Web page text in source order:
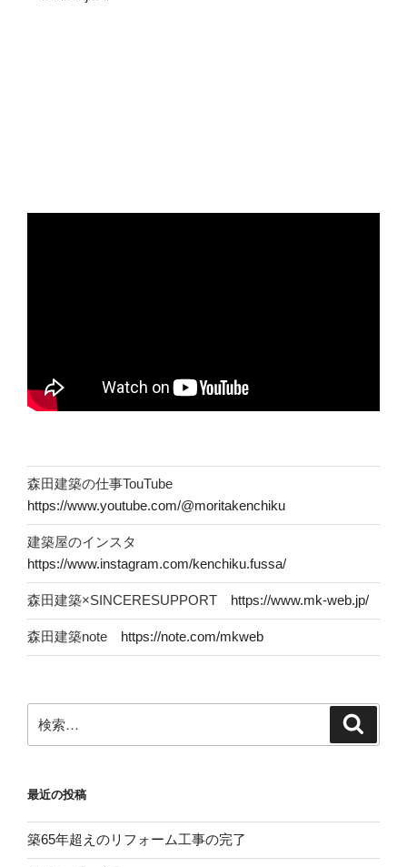
森田建築の仕事TouTube
https://www.youtube.com/@moritakenchiku
建築屋のインスタ
https://www.instagram.com/kenchiku.fussa/
森田建築×SINCERESUPPORT https://www.mk-web.jp/
森田建築note https://note.com/mkweb
索:
最近の投稿
築65年超えのリフォーム工事の完了